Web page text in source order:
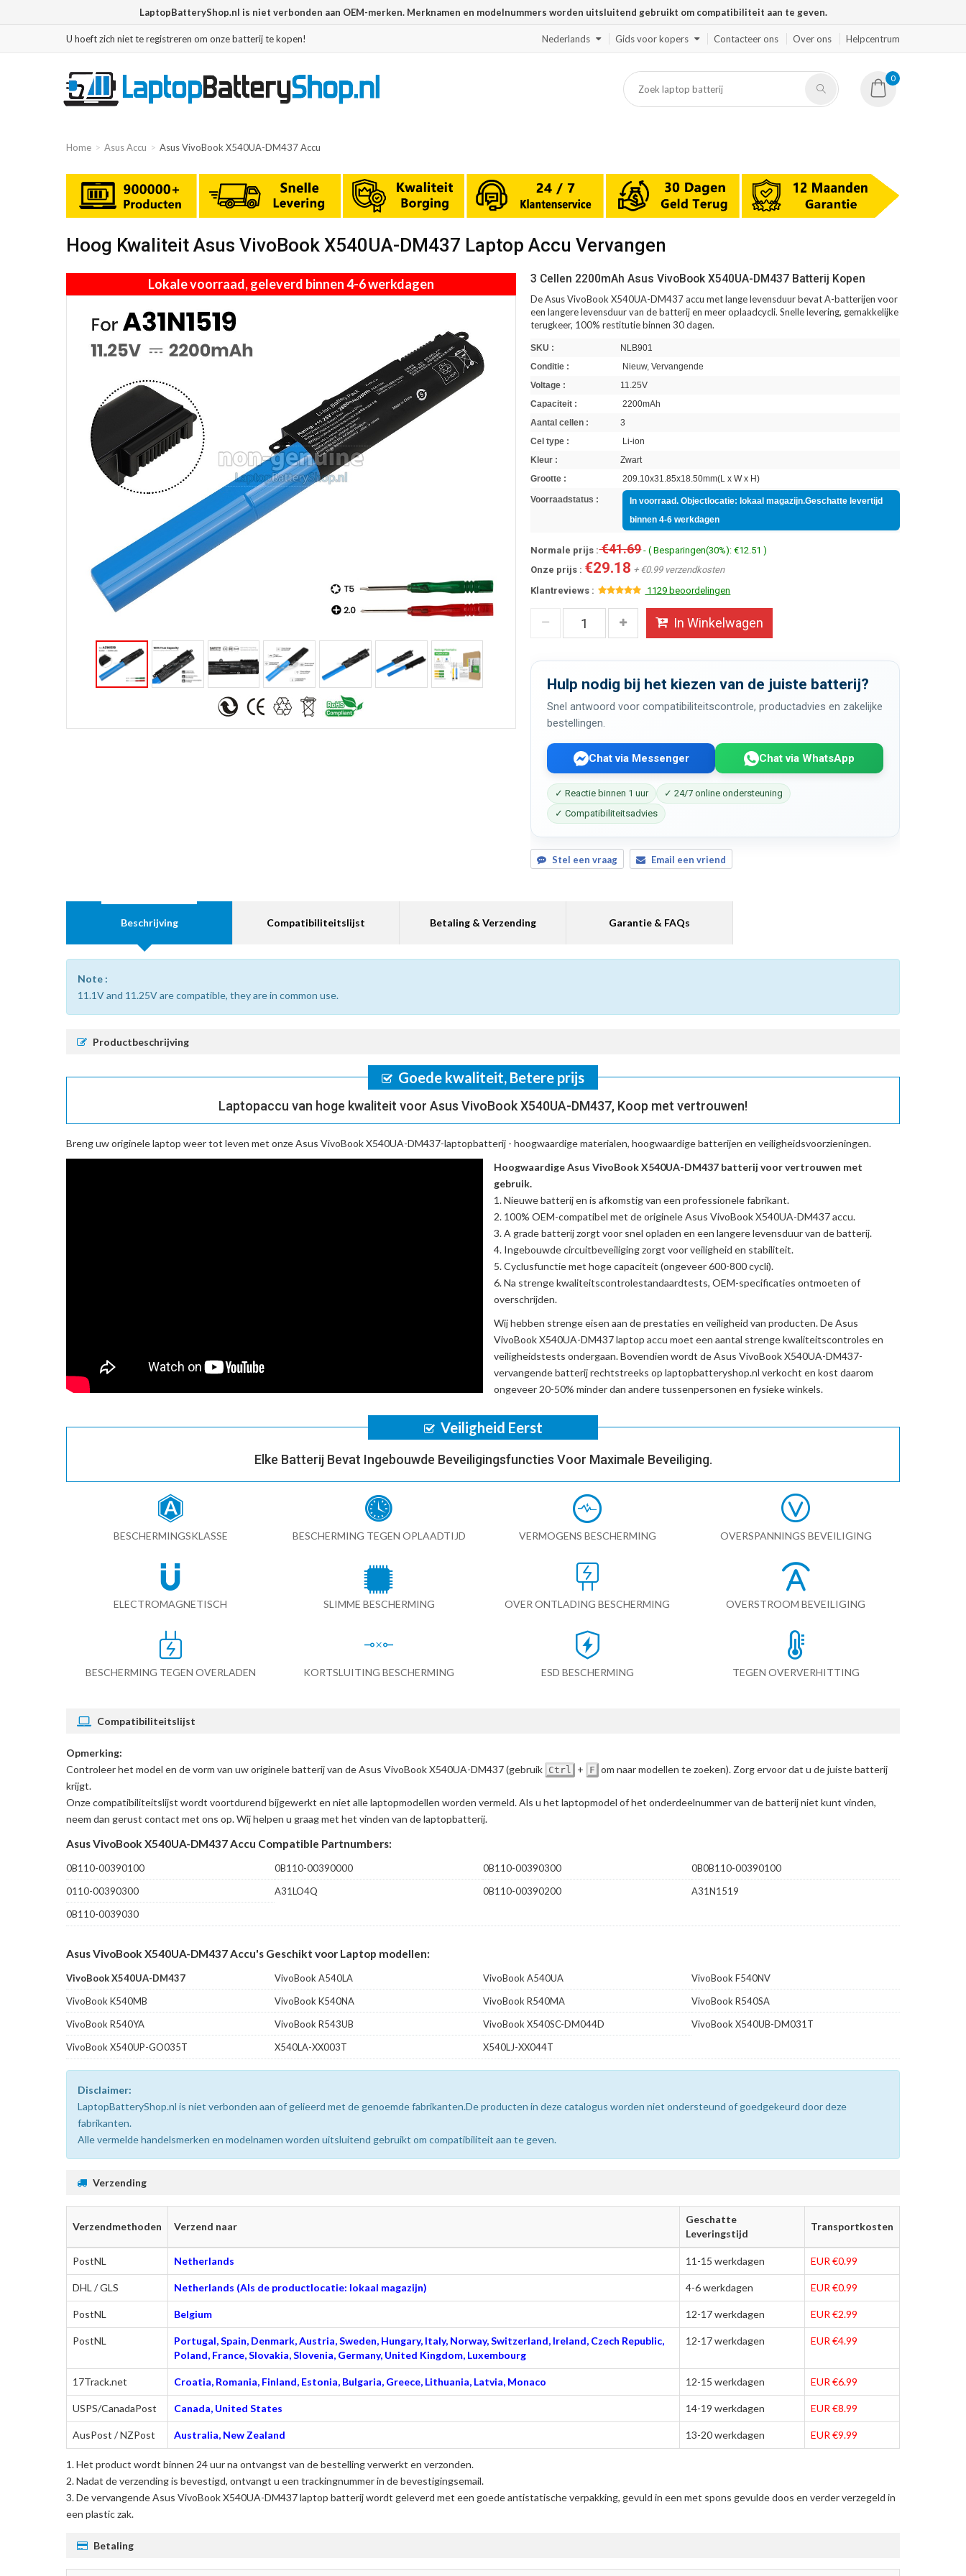
LaptopBatteryShop.nl is niet verbonden aan OEM-merken. Merknamen en modelnummers worden uitsluitend gebruikt om compatibiliteit aan te geven.
U hoeft zich niet te registreren om onze batterij te kopen! Nederlands Gids voor kopers Contacteer ons Over ons Helpcentrum
0
Home Asus Accu Asus VivoBook X540UA-DM437 Accu
Hoog Kwaliteit Asus VivoBook X540UA-DM437 Laptop Accu Vervangen
Lokale voorraad, geleverd binnen 4-6 werkdagen 3 Cellen 2200mAh Asus VivoBook X540UA-DM437 Batterij Kopen
De Asus VivoBook X540UA-DM437 accu met lange levensduur bevat A-batterijen voor
een langere levensduur van de batterij en meer oplaadcycli. Snelle levering, gemakkelijke
terugkeer, 100% restitutie binnen 30 dagen.
SKU :
NLB901
Conditie :
Nieuw, Vervangende
Voltage :
11.25V
Capaciteit :
2200mAh
Aantal cellen :
3
Cel type :
Li-ion
Kleur :
Zwart
Grootte :
209.10x31.85x18.50mm(L x W x H)
Voorraadstatus :
In voorraad. Objectlocatie: lokaal magazijn.Geschatte levertijd
binnen 4-6 werkdagen
Normale prijs :€41.69- ( Besparingen(30%): €12.51 )
Onze prijs : €29.18 + €0.99 verzendkosten
Klantreviews :
1129 beoordelingen
In Winkelwagen
Hulp nodig bij het kiezen van de juiste batterij?
Snel antwoord voor compatibiliteitscontrole, productadvies en zakelijke
bestellingen.
Chat via Messenger Chat via WhatsApp
✓ Reactie binnen 1 uur
✓ 24/7 online ondersteuning
✓ Compatibiliteitsadvies
Stel een vraag Email een vriend
Beschrijving Compatibiliteitslijst Betaling & Verzending Garantie & FAQs
Note :
11.1V and 11.25V are compatible, they are in common use.
Productbeschrijving
Goede kwaliteit, Betere prijs
Laptopaccu van hoge kwaliteit voor Asus VivoBook X540UA-DM437, Koop met vertrouwen!
Breng uw originele laptop weer tot leven met onzeAsus VivoBook X540UA-DM437-laptopbatterij - hoogwaardige materialen, hoogwaardige batterijen en veiligheidsvoorzieningen.
Hoogwaardige Asus VivoBook X540UA-DM437 batterij voor vertrouwen met
gebruik.
Nieuwe batterij en is afkomstig van een professionele fabrikant.
100% OEM-compatibel met deoriginele Asus VivoBook X540UA-DM437 accu.
A grade batterij zorgt voor snel opladen en een langere levensduur van de batterij.
Ingebouwde circuitbeveiliging zorgt voor veiligheid en stabiliteit.
Cyclusfunctie met hoge capaciteit (ongeveer 600-800 cycli).
Na strenge kwaliteitscontrolestandaardtests, OEM-specificaties ontmoeten of
overschrijden.
Wij hebben strenge eisen aan de prestaties en veiligheid van producten. DeAsus
VivoBook X540UA-DM437 laptop accu moet een aantal strenge kwaliteitscontroles en
veiligheidstests ondergaan. Bovendien wordt deAsus VivoBook X540UA-DM437-
vervangende batterijrechtstreeks op laptopbatteryshop.nl verkocht en kost daarom
ongeveer 20-50% minder dan andere tussenpersonen en fysieke winkels.
Veiligheid Eerst
Elke Batterij Bevat Ingebouwde Beveiligingsfuncties Voor Maximale Beveiliging.
BESCHERMINGSKLASSE BESCHERMING TEGEN OPLAADTIJD VERMOGENS BESCHERMING OVERSPANNINGS BEVEILIGING
ELECTROMAGNETISCH SLIMME BESCHERMING OVER ONTLADING BESCHERMING OVERSTROOM BEVEILIGING
BESCHERMING TEGEN OVERLADEN KORTSLUITING BESCHERMING ESD BESCHERMING TEGEN OVERVERHITTING
Compatibiliteitslijst
Opmerking:
Controleer het model en de vorm van uw originele batterij van de Asus VivoBook X540UA-DM437(gebruik Ctrl + F om naar modellen te zoeken). Zorg ervoor dat u de juiste batterij
krijgt.
Onze compatibiliteitslijst wordt voortdurend bijgewerkt en niet alle laptopmodellen worden vermeld. Als u het laptopmodel of het onderdeelnummer van de batterij niet kunt vinden,
neem dan gerust contact met ons op. Wij helpen u graag met het vinden van de laptopbatterij.
Asus VivoBook X540UA-DM437 Accu Compatible Partnumbers:
0B110-00390100 0B110-00390000 0B110-00390300
0B0B110-00390100
0110-00390300
A31LO4Q 0B110-00390200
A31N1519
0B110-0039030
Asus VivoBook X540UA-DM437 Accu's Geschikt voor Laptop modellen:
VivoBook X540UA-DM437 VivoBook A540LA VivoBook A540UA
VivoBook F540NV
VivoBook K540MB
VivoBook K540NA VivoBook R540MA
VivoBook R540SA
VivoBook R540YA
VivoBook R543UB VivoBook X540SC-DM044D
VivoBook X540UB-DM031T
VivoBook X540UP-GO035T
X540LA-XX003T X540LJ-XX044T
Disclaimer:
LaptopBatteryShop.nl is niet verbonden aan of gelieerd met de genoemde fabrikanten.De producten in deze catalogus worden niet ondersteund of goedgekeurd door deze
fabrikanten.
Alle vermelde handelsmerken en modelnamen worden uitsluitend gebruikt om compatibiliteit aan te geven.
Verzending
Verzendmethoden Verzend naar
Geschatte
Leveringstijd
Transportkosten
PostNL Netherlands 11-15 werkdagen EUR €0.99
DHL / GLS Netherlands (Als de productlocatie: lokaal magazijn) 4-6 werkdagen EUR €0.99
PostNL Belgium 12-17 werkdagen EUR €2.99
PostNL
Portugal, Spain, Denmark, Austria, Sweden, Hungary, Italy, Norway, Switzerland, Ireland, Czech Republic,
Poland, France, Slovakia, Slovenia, Germany, United Kingdom, Luxembourg
12-17 werkdagen EUR €4.99
17Track.net Croatia, Romania, Finland, Estonia, Bulgaria, Greece, Lithuania, Latvia, Monaco 12-15 werkdagen EUR €6.99
USPS/CanadaPost Canada, United States 14-19 werkdagen EUR €8.99
AusPost / NZPost Australia, New Zealand 13-20 werkdagen EUR €9.99
Het product wordt binnen 24 uur na ontvangst van de bestelling verwerkt en verzonden.
Nadat de verzending is bevestigd, ontvangt u een trackingnummer in de bevestigingsemail.
Devervangende Asus VivoBook X540UA-DM437 laptop batterijwordt geleverd met een goede antistatische verpakking, gevuld in een met spons gevulde doos en verder verzegeld in
een plastic zak.
Betaling